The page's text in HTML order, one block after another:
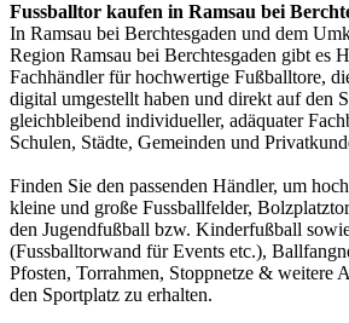
Fussballtor kaufen in Ramsau bei
In Ramsau bei Berchtesgaden und dem
Region Ramsau bei Berchtesgaden gibt es
Fachhändler für hochwertige Fußballtore,
digital umgestellt haben und direkt auf den
gleichbleibend individueller, adäquater
Schulen, Städte, Gemeinden und
Finden Sie den passenden Händler, um
kleine und große Fussballfelder,
den Jugendfußball bzw. Kinderfußball
(Fussballtorwand für Events etc.),
Pfosten, Torrahmen, Stoppnetze & weitere
den Sportplatz zu erhalten.